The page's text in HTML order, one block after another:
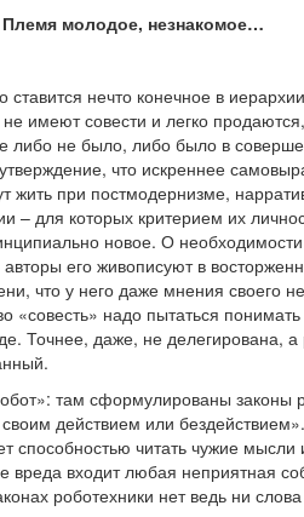
молодое, незнакомое…
нечто конечное в
имеют совести и легко
либо не было, либо было в
что искреннее
при постмодернизме,
для которых критерием их
новое. О необходимости
его живописуют в
что у него даже мнения своего
«совесть» надо пытаться
Точнее, даже, не
там сформулированы
действием или
способностью читать чужие
вреда входит любая неприятная
роботехники нет ведь ни